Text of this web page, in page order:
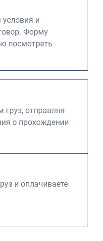
и
Форму
посмотреть
отправляя
о прохождении
и оплачиваете